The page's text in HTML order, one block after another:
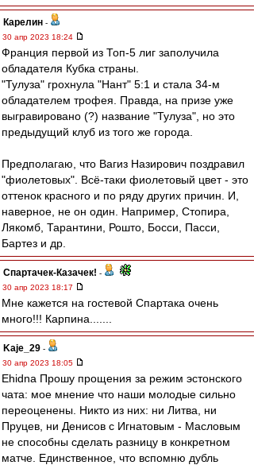
Карелин -
30 апр 2023 18:24
Франция первой из Топ-5 лиг заполучила
обладателя Кубка страны.
"Тулуза" грохнула "Нант" 5:1 и стала 34-м
обладателем трофея. Правда, на призе уже
выгравировано (?) название "Тулуза", но это
предыдущий клуб из того же города.
Предполагаю, что Вагиз Назирович поздравил
"фиолетовых". Всё-таки фиолетовый цвет - это
оттенок красного и по ряду других причин. И,
наверное, не он один. Например, Стопира,
Лякомб, Тарантини, Рошто, Босси, Пасси,
Бартез и др.
Спартачек-Казачек! -
30 апр 2023 18:17
Мне кажется на гостевой Спартака очень
много!!! Карпина.......
Kaje_29 -
30 апр 2023 18:05
Ehidna Прошу прощения за режим эстонского
чата: мое мнение что наши молодые сильно
переоценены. Никто из них: ни Литва, ни
Пруцев, ни Денисов с Игнатовым - Масловым
не способны сделать разницу в конкретном
матче. Единственное, что вспомню дубль